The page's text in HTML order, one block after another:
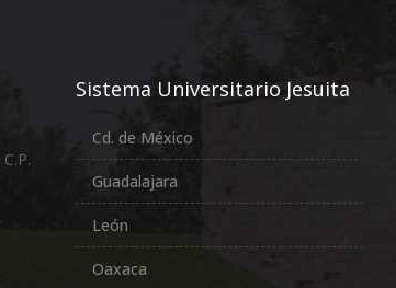
Sistema Universitario Jesuita
Cd. de México
Guadalajara
León
Oaxaca